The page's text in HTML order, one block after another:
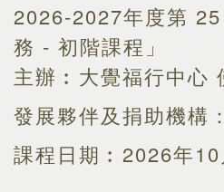
2026-2027年度第
務 - 初階課程」
主辦︰大覺福行中心
發展夥伴及捐助機構
課程日期︰2026年